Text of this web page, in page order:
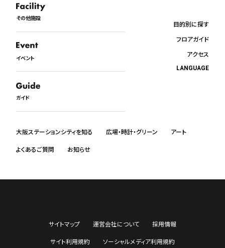
その他施設
イベント
ガイド
大阪ステーションシティを知る 広場・時計・グリーン アート
目的別に探す
フロアガイド
アクセス
LANGUAGE
ภาษาไทย
よくあるご質問 お知らせ
サイトマップ 運営会社について 採用情報
サイト利用規約 ソーシャルメディア利用規約